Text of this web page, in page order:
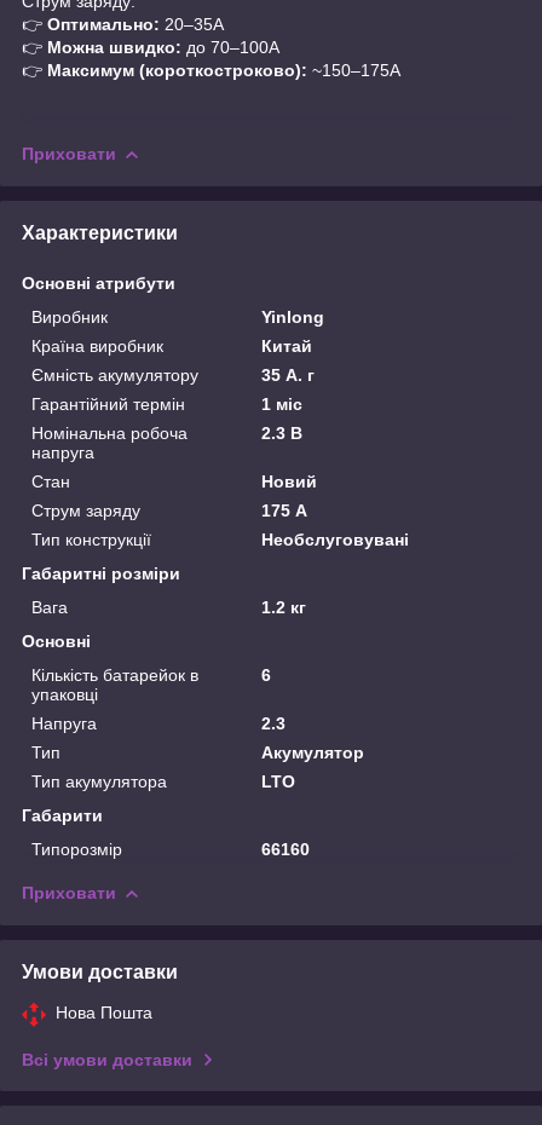
👉 Оптимально: 20–35A
👉 Можна швидко: до 70–100A
👉 Максимум (короткостроково): ~150–175A
Приховати
Характеристики
Основні атрибути
Виробник
Yinlong
Країна виробник
Китай
Ємність акумулятору
35 А. г
Гарантійний термін
1 міс
Номінальна робоча
напруга
2.3 В
Стан
Новий
Струм заряду
175 А
Тип конструкції
Необслуговувані
Габаритні розміри
Вага
1.2 кг
Основні
Кількість батарейок в
упаковці
6
Напруга
2.3
Тип
Акумулятор
Тип акумулятора
LTO
Габарити
Типорозмір
66160
Приховати
Умови доставки
Нова Пошта
Всі умови доставки